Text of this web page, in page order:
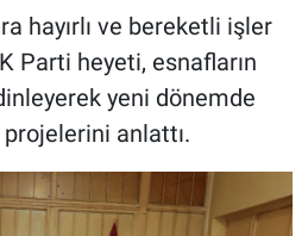
hayırlı ve bereketli işler
Parti heyeti, esnafların
yeni dönemde
anlattı.